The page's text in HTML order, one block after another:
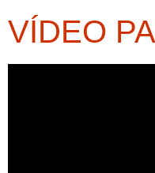
VÍDEO